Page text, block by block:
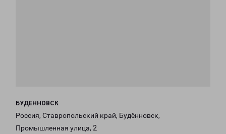
БУДЕННОВСК
Россия, Ставропольский край, Будённовск,
Промышленная улица, 2